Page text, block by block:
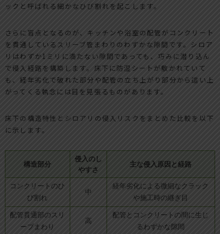
ックと呼ばれる細かなひび割れを起こします。
さらに盲点となるのが、キッチンや浴室の配管がコンクリート
を貫通しているスリーブ管まわりのわずかな隙間です。シロア
リはわずか1ミリに満たない隙間であっても、巧みに潜り込ん
で侵入経路を構築します。床下に防湿シートが敷かれていて
も、経年劣化で破れた部分や配管の立ち上がり部分から這い上
がってくる執念には目を見張るものがあります。
床下の構造特性とシロアリの侵入リスクをまとめた比較を以下
に示します。
構造部分
侵入のし
やすさ
主な侵入原因と経路
コンクリートのひ
び割れ
中
経年劣化による微細なクラック
や施工時の継ぎ目
配管貫通部のスリ
ーブまわり
高
配管とコンクリートの間に生じ
るわずかな隙間